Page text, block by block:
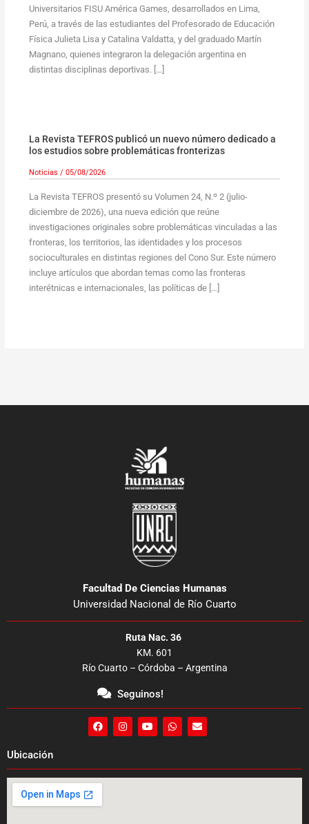
Universitarios FISU América Games, desarrollados en Lima,
Perú, a través de las estudiantes del Profesorado de Educación
Física Julieta Lisa y Catalina Valdatta, y del graduado Martín
Magnano, quienes integraron la delegación argentina en
distintas disciplinas deportivas. […]
La Revista TEFROS publicó un nuevo número dedicado a
los estudios sobre problemáticas fronterizas
Noticias / 05/08/2026
La Revista TEFROS presentó su Volumen 24, N.º 2 (julio-
diciembre de 2026), una nueva edición que reúne
investigaciones originales sobre problemáticas vinculadas a las
fronteras, los territorios, las identidades y los procesos
socioculturales en distintas regiones del Cono Sur. Este número
incluye artículos que abordan temas como las fronteras
interétnicas e internacionales, las políticas de […]
Ubicación
Facultad De Ciencias Humanas
Universidad Nacional de Río Cuarto
Ruta Nac. 36
KM. 601
Río Cuarto – Córdoba – Argentina
Seguinos!
F
a
o
o
I
n
g
r
Y
o
b
e
W
h
a
p
E
n
o
p